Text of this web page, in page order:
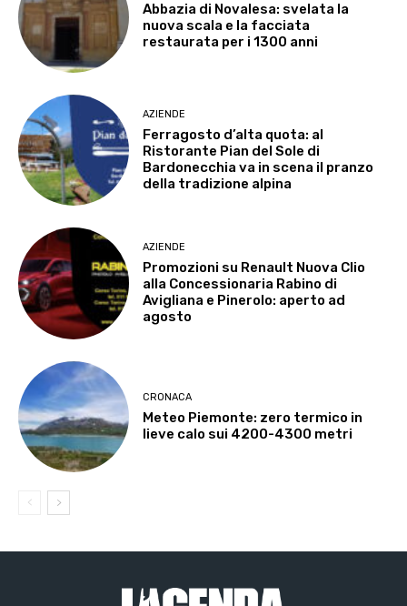
Abbazia di Novalesa: svelata la
nuova scala e la facciata
restaurata per i 1300 anni
AZIENDE
Ferragosto d’alta quota: al
Ristorante Pian del Sole di
Bardonecchia va in scena il pranzo
della tradizione alpina
AZIENDE
Promozioni su Renault Nuova Clio
alla Concessionaria Rabino di
Avigliana e Pinerolo: aperto ad
agosto
CRONACA
Meteo Piemonte: zero termico in
lieve calo sui 4200-4300 metri